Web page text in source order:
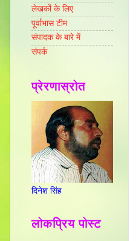
लेखकों के लिए
पूर्वाभास टीम
संपादक के बारे में
संपर्क
प्रेरणास्रोत
दिनेश सिंह
लोकप्रिय पोस्ट